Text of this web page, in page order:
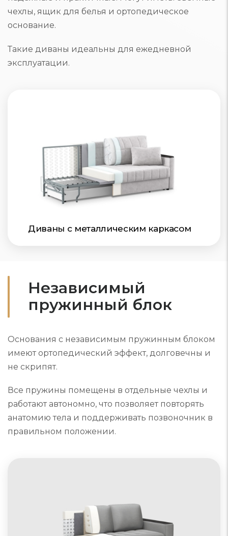
чехлы, ящик для белья и ортопедическое
основание.
Такие диваны идеальны для ежедневной
эксплуатации.
Диваны с металлическим каркасом
Независимый
пружинный блок
Основания с независимым пружинным блоком
имеют ортопедический эффект, долговечны и
не скрипят.
Все пружины помещены в отдельные чехлы и
работают автономно, что позволяет повторять
анатомию тела и поддерживать позвоночник в
правильном положении.